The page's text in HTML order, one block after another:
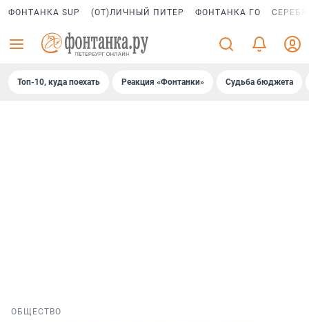
ФОНТАНКА SUP (ОТ)ЛИЧНЫЙ ПИТЕР ФОНТАНКА ГО
Топ-10, куда поехать Реакция «Фонтанки» Судьба бюджета
ОБЩЕСТВО